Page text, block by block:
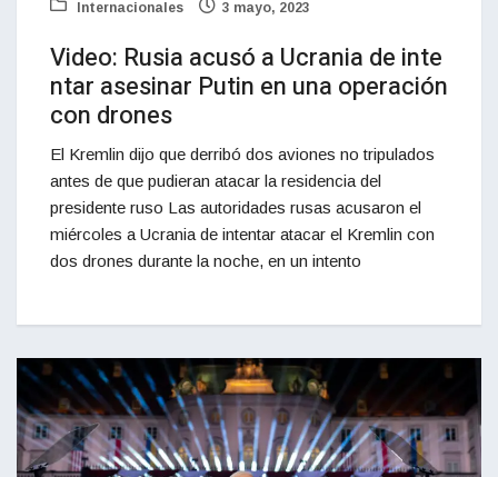
Internacionales 3 mayo, 2023
Video: Rusia acusó a Ucrania de inte
ntar asesinar Putin en una operación
con drones
El Kremlin dijo que derribó dos aviones no tripulados
antes de que pudieran atacar la residencia del
presidente ruso Las autoridades rusas acusaron el
miércoles a Ucrania de intentar atacar el Kremlin con
dos drones durante la noche, en un intento